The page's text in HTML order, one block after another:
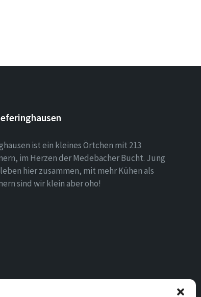
ist ein kleines Örtchen mit 213
im Herzen der Medebacher Bucht. Jung
hier zusammen, mit mehr Kühen als
sind wir klein aber oho!